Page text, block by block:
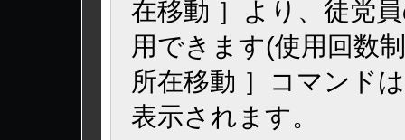
在移動 ］より、徒党
用できます(使用回数
所在移動 ］コマンド
表示されます。